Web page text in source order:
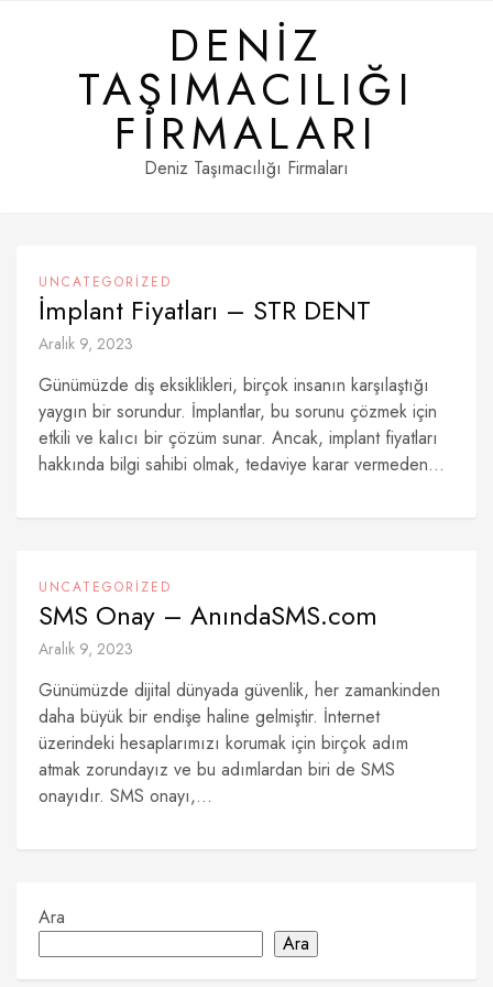
DENIZ
TAŞIMACILIĞI
FIRMALARI
Deniz Taşımacılığı Firmaları
UNCATEGORIZED
İmplant Fiyatları – STR DENT
Aralık 9, 2023
Günümüzde diş eksiklikleri, birçok insanın karşılaştığı
yaygın bir sorundur. İmplantlar, bu sorunu çözmek için
etkili ve kalıcı bir çözüm sunar. Ancak, implant fiyatları
hakkında bilgi sahibi olmak, tedaviye karar vermeden...
UNCATEGORIZED
SMS Onay – AnındaSMS.com
Aralık 9, 2023
Günümüzde dijital dünyada güvenlik, her zamankinden
daha büyük bir endişe haline gelmiştir. İnternet
üzerindeki hesaplarımızı korumak için birçok adım
atmak zorundayız ve bu adımlardan biri de SMS
onayıdır. SMS onayı,...
Ara
Ara